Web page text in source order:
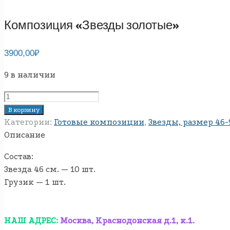
Композиция «Звезды золотые»
3900,00₽
9 в наличии
Количество
товара
Композиция
"Звезды
В корзину
Категории: Готовые композиции, Звезды, размер 46-
Описание
Состав:
Звезда 46 см. — 10 шт.
Грузик — 1 шт.
НАШ АДРЕС: Москва, Краснодонская д.1, к.1.